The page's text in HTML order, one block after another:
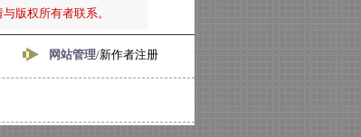
版权所有者联系。
网站管理/新作者注册